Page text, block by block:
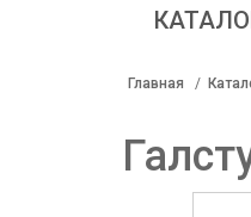
Главная